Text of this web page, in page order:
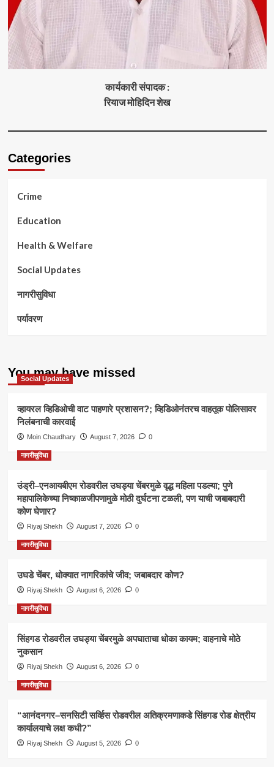
कार्यकारी संपादक :
रियाज मोहिदिन शेख
Categories
Crime
Education
Health & Welfare
Social Updates
नागरीसुविधा
पर्यावरण
You may have missed
Social Updates
व्हायरल व्हिडिओची वाट पाहणारे प्रशासन?; व्हिडिओनंतरच वाहतूक पोलिसावर
निलंबनाची कारवाई
Moin Chaudhary August 7, 2026 0
नागरीसुविधा
उंड्री–एनआयबीएम रोडवरील उघड्या चेंबरमुळे वृद्ध महिला पडल्या; पुणे
महापालिकेच्या निष्काळजीपणामुळे मोठी दुर्घटना टळली, पण याची जबाबदारी
कोण घेणार?
Riyaj Shekh August 7, 2026 0
नागरीसुविधा
उघडे चेंबर, धोक्यात नागरिकांचे जीव; जबाबदार कोण?
Riyaj Shekh August 6, 2026 0
नागरीसुविधा
सिंहगड रोडवरील उघड्या चेंबरमुळे अपघाताचा धोका कायम; वाहनाचे मोठे
नुकसान
Riyaj Shekh August 6, 2026 0
नागरीसुविधा
“आनंदनगर–सनसिटी सर्व्हिस रोडवरील अतिक्रमणाकडे सिंहगड रोड क्षेत्रीय
कार्यालयाचे लक्ष कधी?”
Riyaj Shekh August 5, 2026 0